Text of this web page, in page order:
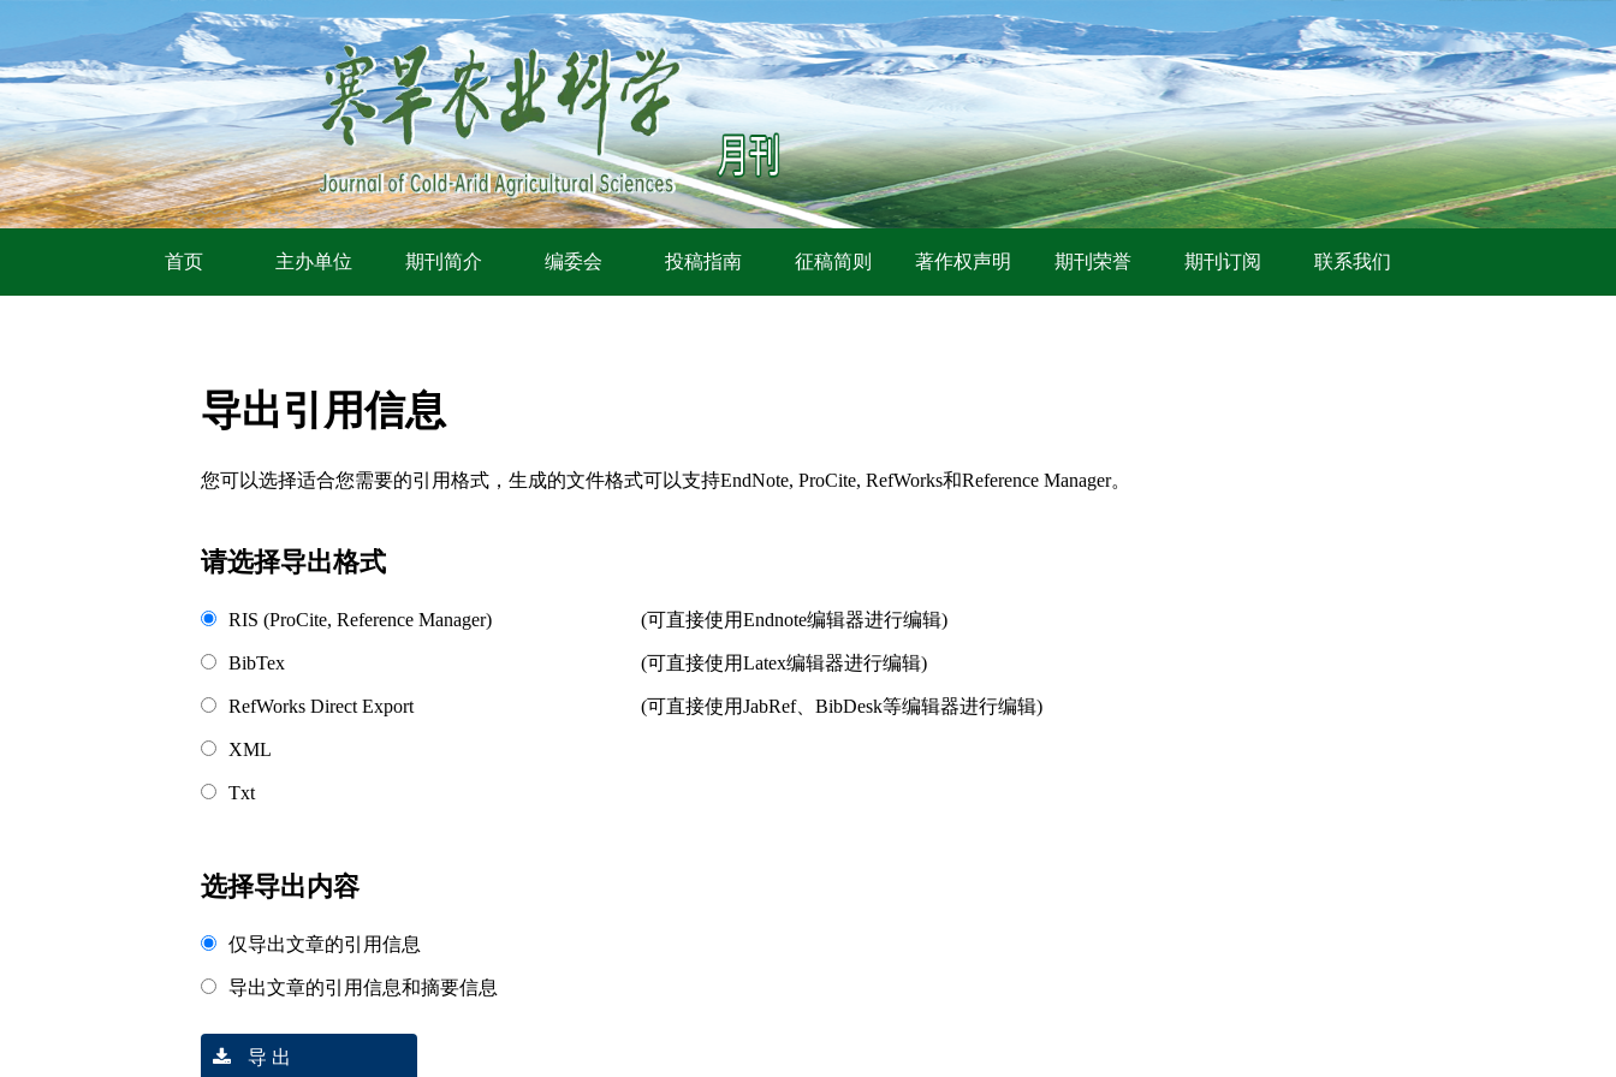
首页 主办单位 期刊简介 编委会 投稿指南 征稿简则 著作权声明 期刊荣誉 期刊订阅 联系我们
导出引用信息
您可以选择适合您需要的引用格式，生成的文件格式可以支持EndNote, ProCite, RefWorks和Reference Manager。
请选择导出格式
RIS (ProCite, Reference Manager) (可直接使用Endnote编辑器进行编辑)
BibTex (可直接使用Latex编辑器进行编辑)
RefWorks Direct Export (可直接使用JabRef、BibDesk等编辑器进行编辑)
XML
Txt
选择导出内容
仅导出文章的引用信息
导出文章的引用信息和摘要信息
导 出